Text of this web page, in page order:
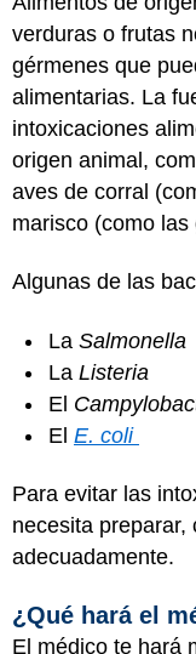
verduras o frutas
gérmenes que
alimentarias. La
intoxicaciones
origen animal,
aves de corral
marisco (como las
Algunas de las
La Salmonella
La Listeria
El
El E. coli
Para evitar las
necesita preparar,
adecuadamente.
¿Qué hará el
El médico te hará